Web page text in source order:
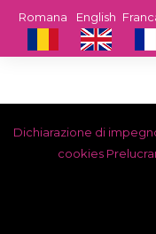
English
Romana
Dichiarazione di
cookies